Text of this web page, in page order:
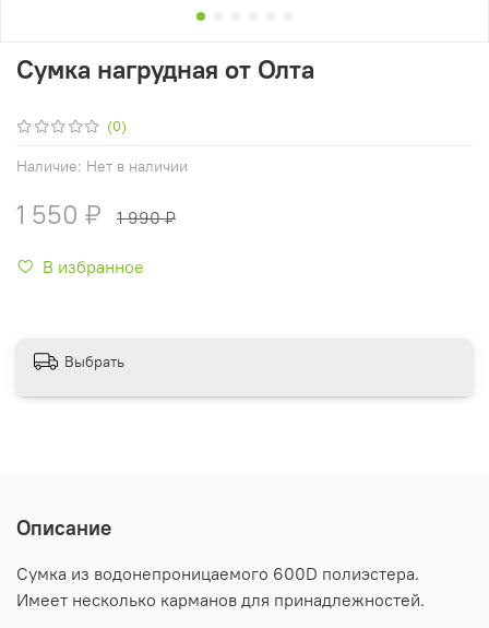
(0)
Наличие: Нет в наличии
Сумка нагрудная от Олта
1 550 ₽ 1 990 ₽
В избранное
Выбрать
Описание
Сумка из водонепроницаемого 600D полиэстера.
Имеет несколько карманов для принадлежностей.